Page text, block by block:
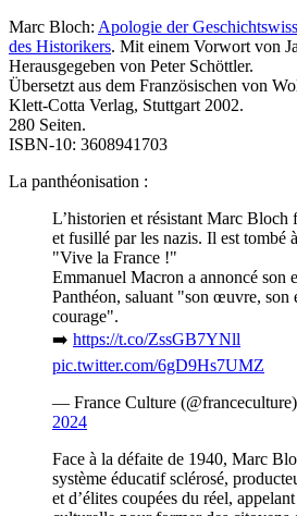
Marc Bloch: Apologie der
des Historikers. Mit einem Vorwort von
Herausgegeben von Peter Schöttler.
Übersetzt aus dem Französischen von
Klett-Cotta Verlag, Stuttgart 2002.
280 Seiten.
ISBN-10: 3608941703
La panthéonisation :
L’historien et résistant Marc Bloch
et fusillé par les nazis. Il est tombé
"Vive la France !"
Emmanuel Macron a annoncé son
Panthéon, saluant "son œuvre, son
courage".
➡️ https://t.co/ZssGB7YNll
pic.twitter.com/6gD9Hs7UMZ
— France Culture (@franceculture)
2024
Face à la défaite de 1940, Marc
système éducatif sclérosé,
et d’élites coupées du réel,